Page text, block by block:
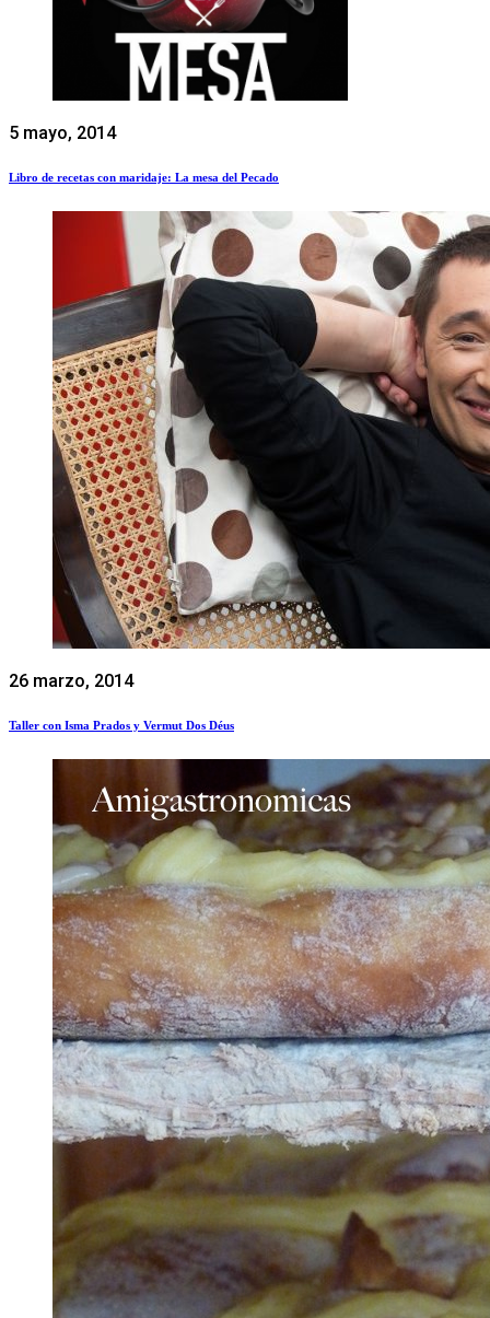
5 mayo, 2014
Libro de recetas con maridaje: La mesa del Pecado
26 marzo, 2014
Taller con Isma Prados y Vermut Dos Déus